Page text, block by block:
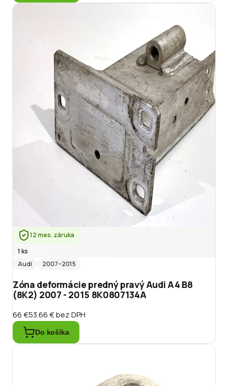
12 mes. záruka
1 ks
Audi
2007–2015
Zóna deformácie predný pravý Audi A4 B8
(8K2) 2007 - 2015 8K0807134A
66 €53.66 €bez DPH
Do košíka